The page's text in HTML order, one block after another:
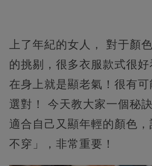
上了年紀的女人， 對于顏
的挑剔，很多衣服款式很
在身上就是顯老氣！很有可
選對！ 今天教大家一個秘
適合自己又顯年輕的顏色
不穿」，非常重要！